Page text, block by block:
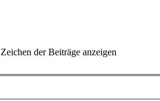
Zeichen der Beiträge anzeigen